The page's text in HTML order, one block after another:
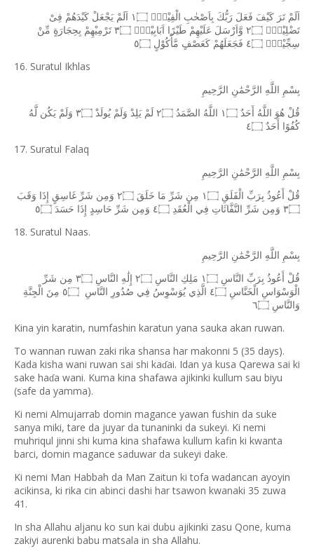
اَلَمْ تَرَ كَيْفَ فَعَلَ رَبُّكَ بِاَصْحٰبِ الْفِيْلِۗ ١۝ اَلَمْ يَجْعَلْ كَيْدَهُمْ فِىْ
تَضْلِيْلٍۙ ٢۝ وَّاَرْسَلَ عَلَيْهِمْ طَيْرًا اَبَابِيْلَۙ ٣۝ تَرْمِيْهِمْ بِحِجَارَةٍ مِّنْ
سِجِّيْلٍۙ ٤۝ فَجَعَلَهُمْ كَعَصْفٍ مَّأْكُوْلٍ ٥۝
16. Suratul Ikhlas
بِسْمِ اللَّهِ الرَّحْمَٰنِ الرَّحِيمِ
قُلْ هُوَ اللَّهُ أَحَدٌ ١۝ اللَّهُ الصَّمَدُ ٢۝ لَمْ يَلِدْ وَلَمْ يُولَدْ ٣۝ وَلَمْ يَكُن لَّهُ
كُفُوًا
أَحَدٌ ٤۝
17. Suratul Falaq
بِسْمِ اللَّهِ الرَّحْمَٰنِ الرَّحِيمِ
قُلْ أَعُوذُ بِرَبِّ الْفَلَقِ ١۝ مِن شَرِّ مَا خَلَقَ ٢۝ وَمِن شَرِّ غَاسِقٍ إِذَا وَقَبَ
٣۝ وَمِن شَرِّ النَّفَّاثَاتِ فِي الْعُقَدِ ٤۝ وَمِن شَرِّ حَاسِدٍ إِذَا حَسَدَ ٥۝
18. Suratul Naas.
بِسْمِ اللَّهِ الرَّحْمَٰنِ الرَّحِيمِ
قُلْ أَعُوذُ بِرَبِّ النَّاسِ ١۝ مَلِكِ النَّاسِ ٢۝ إِلَٰهِ النَّاسِ ٣۝ مِن شَرِّ
الْوَسْوَاسِ
الْخَنَّاسِ ٤۝ الَّذِي يُوَسْوِسُ فِي صُدُورِ النَّاسِ ٥۝ مِنَ
الْجِنَّةِ
وَالنَّاسِ ٦۝
Kina yin karatin, numfashin karatun yana sauka akan ruwan.
To wannan ruwan zaki rika shansa har makonni 5 (35 days).
Kada kisha wani ruwan sai shi kaɗai. Idan ya kusa Qarewa sai ki
sake haɗa wani. Kuma kina shafawa ajikinki kullum sau biyu
(safe da yamma).
Ki nemi Almujarrab domin magance yawan fushin da suke
sanya miki, tare da juyar da tunaninki da sukeyi. Ki nemi
muhriqul jinni shi kuma kina shafawa kullum kafin ki kwanta
barci, domin magance saduwar da sukeyi dake.
Ki nemi Man Habbah da Man Zaitun ki tofa wadancan ayoyin
acikinsa, ki rika cin abinci dashi har tsawon kwanaki 35 zuwa
41.
In sha Allahu aljanu ko sun kai dubu ajikinki zasu Qone, kuma
zakiyi aurenki babu matsala in sha Allahu.